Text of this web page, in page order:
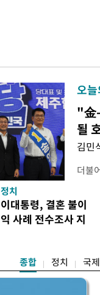
오
"金
될
김민
더불
보
다.
·울
제
정치
이대통령, 결혼 불이
익 사례 전수조사 지
종합 정치 국제